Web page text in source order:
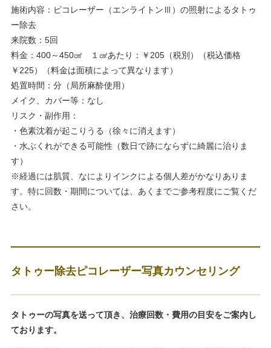
施術内容：ピコレーザー（エンライトンⅢ）の照射によるタトゥ
ー除去
来院数：5回
料金：400～450㎠ １㎠あたり：￥205（税別）（税込価格
￥225）（料金は面積によって異なります）
処置時間：分（局所麻酔使用）
メイク、カバー等：なし
リスク・副作用：
・色素沈着が起こりうる（徐々に消えます）
・水ぶくれができる可能性（数日で跡にならずに綺麗に治りま
す）
※経過には肌質、なによりインクによる個人差がかなりありま
す。特に回数・期間については、あくまでご参考程度にご覧くだ
さい。
タトゥー除去ピコレーザー写真カウンセリング
タトゥーの写真を送って頂き、治療回数・費用の目安をご案内し
ております。